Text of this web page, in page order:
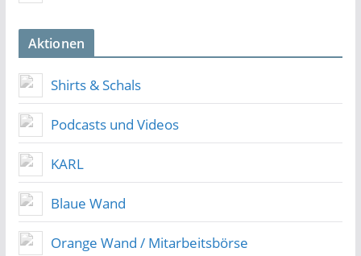
Aktionen
Shirts & Schals
Podcasts und Videos
KARL
Blaue Wand
Orange Wand / Mitarbeitsbörse